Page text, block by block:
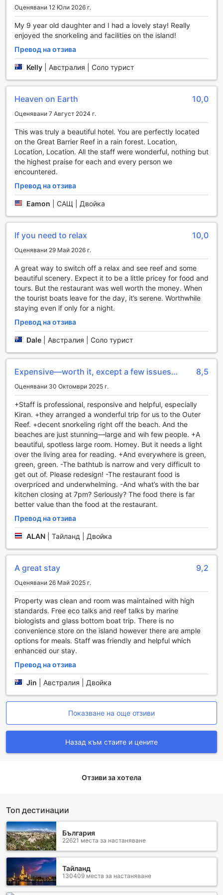
Също така, курортът разполага с прекрасно оформен
градински район, където можете да се отпуснете сред
зеленина и цветя. За любителите на социализацията,
споделената всекидневна и телевизионна зона
предлагат удобно място за срещи с други гости,
гледане на филми или просто почивка след активен
ден. Не на последно място, магазинът за подаръци и
сувенири предлага уникални артикули, които да
запомните от вашето пътуване, или да подарите на
близките си. Всеки детайл в Green Island Resort е
незабравимо.
Спортни съоръжения в Green Island Resort
Green Island Resort в Кернс, Австралия, предлага на
своите гости невероятни възможности за спорт и
приключенията. На територията на курорта можете да
се насладите на разнообразие от водни спортове,
включително не моторизирани дейности, които
позволяват на посетителите да се потопят в кристално
може да намери идеалния начин да се свърже с
природата и да се наслади на красотата на околната
среда. За любителите на гмуркането, курортът
предлага и специализирани услуги за гмуркане, които
ще ви отведат на незабравими подводни приключения.
След активен ден, гостите могат да се отпуснат край
открития басейн, където уютният басейнски бар
предлага освежаващи напитки и леки закуски. За тези,
които предпочитат да останат активни на сушата, Green
Island Resort предлага живописни пешеходни пътеки,
които ви водят през уникалната флора и фауна на
възможности за шнорхелинг, всеки може да се
наслади на незабравими мигове в това тропическо
райско кътче.
Удобства за комфорт и безопасност в Green Island
Resort
Green Island Resort предлага редица удобства, които
гарантират комфорт и безопасност на своите гости.
Всеки посетител може да се възползва от сейфовете за
ценности, които осигуряват спокойствие и сигурност за
личните вещи. Освен това, безплатният Wi-Fi в стаите и
обществените зони позволява на гостите да останат
свързани с близките си или да планират следващите си
приключения в Кернс.
Резортът предлага и удобства, които улесняват престоя
на гостите, като експресно настаняване и напускане,
което спестява време и усилия. За тези, които пътуват
с много багаж, наличието на склад за багаж е
изключително полезно, а ежедневното почистване на
стаите осигурява свежест и комфорт. За допълнително
удобство, резортът разполага и с пералня, което е
поддържат чистотата на своето облекло.
Транспортни удобства в Green Island Resort
Green Island Resort предлага изключителни транспортни
удобства, които гарантират безпроблемно и удобно
пътуване за своите гости. Със специализирани
туристически услуги, курортът осигурява достъп до
разнообразие от екскурзии и обиколки, позволяващи на
посетителите да изследват красотата на околността.
Всички предлагани обиколки са внимателно подбрани,
за да предоставят уникални преживявания, които ще
флора и фауна, както и с културните забележителности
на региона.
Курортът предлага и услуга за продажба на билети,
която улеснява достъпа до различни атракции и
дестинации и събития, което ви позволява да се
Island Resort наистина се грижи за вашето удобство и
комфорт, осигурявайки ви всичко необходимо за едно
незабравимо преживяване.
Удобства в стаите на Green Island Resort
В Green Island Resort всяка стая е проектирана с
внимание към детайла, за да осигури максимален
комфорт и удобство на своите гости. Системата за
Оценявани 12 Юли 2026 г.
My 9 year old daughter and I had a lovely stay! Really
enjoyed the snorkeling and facilities on the island!
Превод на отзива
Kelly Австралия | Соло турист
Heaven on Earth 10,0
Оценявани 7 Август 2024 г.
This was truly a beautiful hotel. You are perfectly located
on the Great Barrier Reef in a rain forest. Location,
Location, Location. All the staff were wonderful, nothing but
the highest praise for each and every person we
encountered.
Превод на отзива
Eamon САЩ | Двойка
If you need to relax 10,0
Оценявани 29 Май 2026 г.
A great way to switch off a relax and see reef and some
beautiful scenery. Expect it to be a little pricey for food and
tours. But the restaurant was well worth the money. When
the tourist boats leave for the day, it’s serene. Worthwhile
staying even if only for a night.
Превод на отзива
Dale Австралия | Соло турист
Expensive—worth it, except a few issues… 8,5
Оценявани 30 Октомври 2025 г.
+Staff is professional, responsive and helpful, especially
Kiran. +they arranged a wonderful trip for us to the Outer
Reef. +decent snorkeling right off the beach. And the
beaches are just stunning—large and wih few people. +A
beautiful, spotless large room. Homey. But it needs a light
over the living area for reading. +And everywhere is green,
green, green. -The bathtub is narrow and very difficult to
get out of. Please redesign! -The restaurant food is
overpriced and underwhelming. -And what’s with the bar
kitchen closing at 7pm? Seriously? The food there is far
better value than the food at the restaurant.
Превод на отзива
ALAN Тайланд | Двойка
A great stay 9,2
Оценявани 26 Май 2025 г.
Property was clean and room was maintained with high
standards. Free eco talks and reef talks by marine
biologists and glass bottom boat trip. There is no
convenience store on the island however there are ample
options for meals. Staff was friendly and helpful which
enhanced our stay.
Превод на отзива
Jin Австралия | Двойка
Показване на още отзиви
Назад към стаите и цените
Отзиви за хотела
Топ дестинации
България
22621 места за настаняване
Тайланд
130409 места за настаняване